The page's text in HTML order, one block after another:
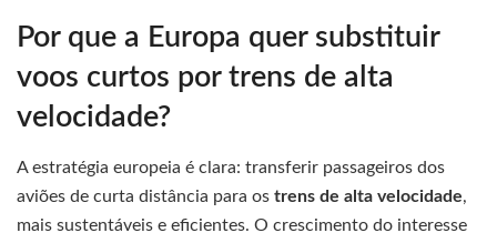
Por que a Europa quer substituir
voos curtos por trens de alta
velocidade?
A estratégia europeia é clara: transferir passageiros dos
aviões de curta distância para os trens de alta velocidade,
mais sustentáveis e eficientes. O crescimento do interesse